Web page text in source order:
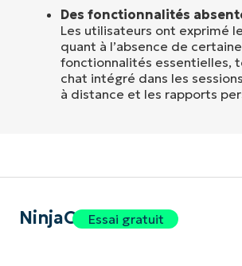
Des fonctionnalités
Les utilisateurs ont exprimé
quant à l’absence de
fonctionnalités essentielles,
chat intégré dans les
à distance et les rapports
NinjaOneEssai gratuit